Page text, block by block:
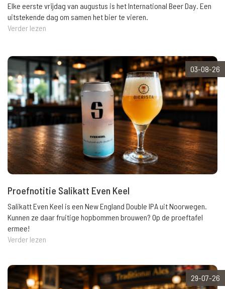
Elke eerste vrijdag van augustus is het International Beer Day. Een
uitstekende dag om samen het bier te vieren.
Verder lezen
03-08-26
Proefnotitie Salikatt Even Keel
Salikatt Even Keel is een New England Double IPA uit Noorwegen.
Kunnen ze daar fruitige hopbommen brouwen? Op de proeftafel
ermee!
Verder lezen
29-07-26